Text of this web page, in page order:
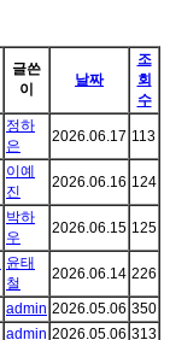
글쓴
이
날짜
조
회
수
정하
은
2026.06.17 113
이예
진
2026.06.16 124
박하
우
2026.06.15 125
윤태
철
2026.06.14 226
admin 2026.05.06 350
admin 2026.05.06 313